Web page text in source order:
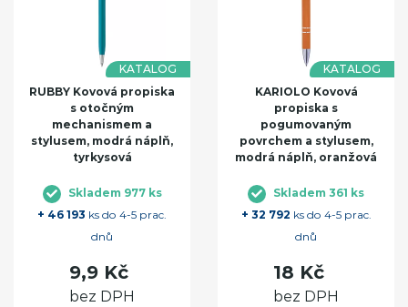
KATALOG
RUBBY Kovová propiska
s otočným
mechanismem a
stylusem, modrá náplň,
tyrkysová
Skladem 977 ks
+ 46 193 ks do 4-5 prac.
dnů
9,9 Kč
bez DPH
KATALOG
KARIOLO Kovová
propiska s
pogumovaným
povrchem a stylusem,
modrá náplň, oranžová
Skladem 361 ks
+ 32 792 ks do 4-5 prac.
dnů
18 Kč
bez DPH